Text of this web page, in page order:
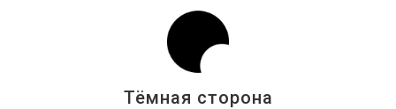
Тёмная сторона